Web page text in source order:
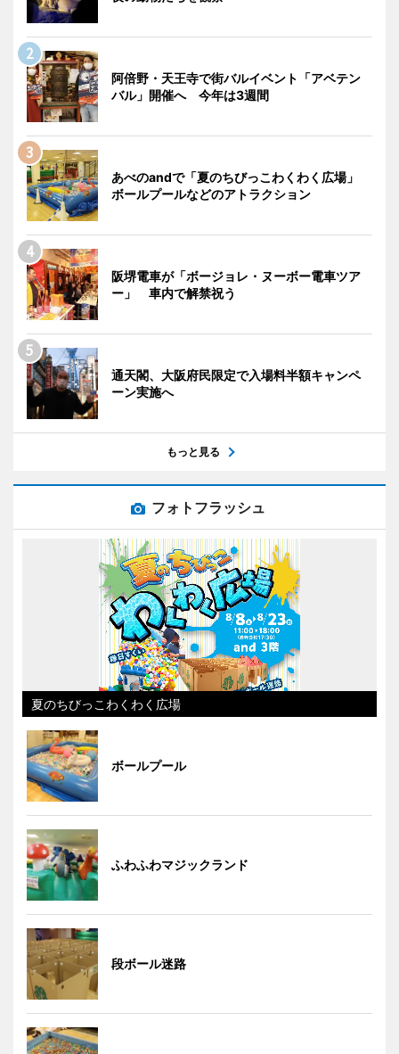
阿倍野・天王寺で街バルイベント「アベテン
バル」開催へ 今年は3週間
あべのandで「夏のちびっこわくわく広場」
ボールプールなどのアトラクション
阪堺電車が「ボージョレ・ヌーボー電車ツア
ー」 車内で解禁祝う
通天閣、大阪府民限定で入場料半額キャンペ
ーン実施へ
もっと見る
フォトフラッシュ
夏のちびっこわくわく広場
ボールプール
ふわふわマジックランド
段ボール迷路